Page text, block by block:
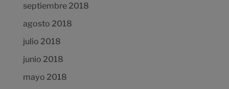
septiembre 2018
agosto 2018
julio 2018
junio 2018
mayo 2018